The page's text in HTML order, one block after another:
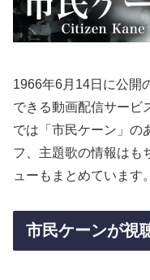
1966年6月14日に公開
できる動画配信サービ
では「市民ケーン」の
フ、主題歌の情報はも
ューもまとめています。
市民ケーンが視